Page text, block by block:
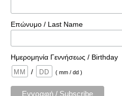
Επώνυμο / Last Name
Ημερομηνία Γεννήσεως / Birthday
/
( mm / dd )